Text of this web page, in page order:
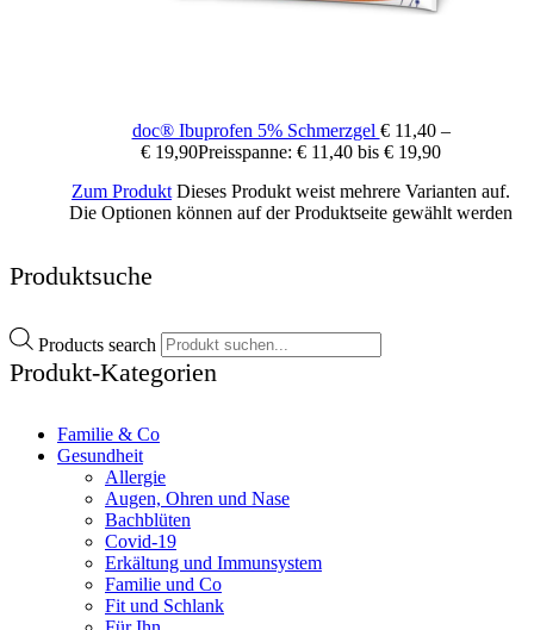
doc® Ibuprofen 5% Schmerzgel €11,40 –
€ 19,90Preisspanne: € 11,40 bis € 19,90
Zum Produkt Dieses Produkt weist mehrere Varianten auf.
Die Optionen können auf der Produktseite gewählt werden
Produktsuche
Products search
Produkt-Kategorien
Familie & Co
Gesundheit
Allergie
Augen, Ohren und Nase
Bachblüten
Covid-19
Erkältung und Immunsystem
Familie und Co
Fit und Schlank